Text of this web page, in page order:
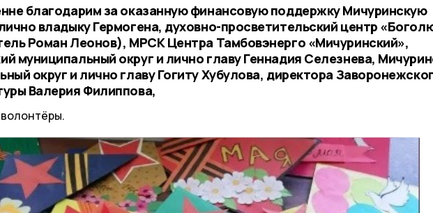
благодарим за оказанную финансовую поддержку Мичуринскую
владыку Гермогена, духовно-просветительский центр
Роман Леонов), МРСК Центра Тамбовэнерго «Мичуринский»,
муниципальный округ и лично главу Геннадия Селезнева,
округ и лично главу Гогиту Хубулова, директора
Валерия Филиппова,